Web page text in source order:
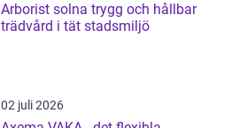
Arborist solna trygg och hållbar
trädvård i tät stadsmiljö
02 juli 2026